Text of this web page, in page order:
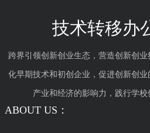
技术转移办
跨界引领创新创业生态，营造创新创
化早期技术和初创企业，促进创新创
产业和经济的影响力，践行学校
ABOUT US：